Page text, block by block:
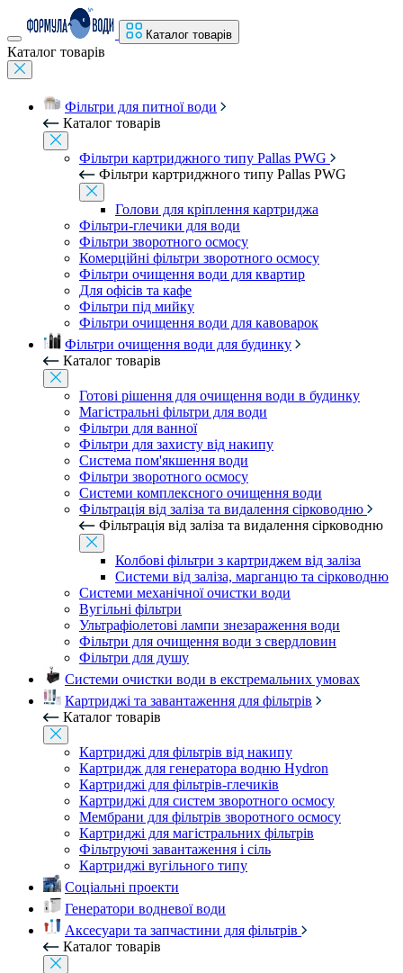
Каталог товарів
Каталог товарів
Фільтри для питної води
Каталог товарів
Фільтри картриджного типу Pallas PWG
Фільтри картриджного типу Pallas PWG
Голови для кріплення картриджа
Фільтри-глечики для води
Фільтри зворотного осмосу
Комерційні фільтри зворотного осмосу
Фільтри очищення води для квартир
Для офісів та кафе
Фільтри під мийку
Фільтри очищення води для кавоварок
Фільтри очищення води для будинку
Каталог товарів
Готові рішення для очищення води в будинку
Магістральні фільтри для води
Фільтри для ванної
Фільтри для захисту від накипу
Система пом'якшення води
Фільтри зворотного осмосу
Системи комплексного очищення води
Фільтрація від заліза та видалення сірководню
Фільтрація від заліза та видалення сірководню
Колбові фільтри з картриджем від заліза
Системи від заліза, марганцю та сірководню
Системи механічної очистки води
Вугільні фільтри
Ультрафіолетові лампи знезараження води
Фільтри для очищення води з свердловин
Фільтри для душу
Системи очистки води в екстремальних умовах
Картриджі та завантаження для фільтрів
Каталог товарів
Картриджі для фільтрів від накипу
Картридж для генератора водню Hydron
Картриджі для фільтрів-глечиків
Картриджі для систем зворотного осмосу
Мембрани для фільтрів зворотного осмосу
Картриджі для магістральних фільтрів
Фільтруючі завантаження і сіль
Картриджі вугільного типу
Соціальні проекти
Генератори водневої води
Аксесуари та запчастини для фільтрів
Каталог товарів